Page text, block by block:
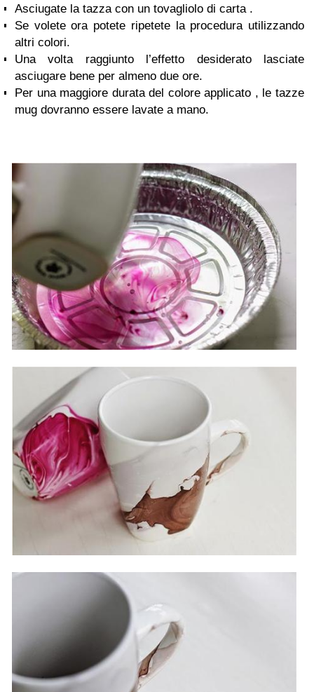
Asciugate la tazza con un tovagliolo di carta .
Se volete ora potete ripetete la procedura utilizzando
altri colori.
Una volta raggiunto l’effetto desiderato lasciate
asciugare bene per almeno due ore.
Per una maggiore durata del colore applicato , le tazze
mug dovranno essere lavate a mano.